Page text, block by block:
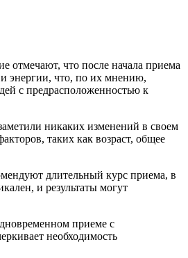
отмечают, что после начала приема
энергии, что, по их мнению,
с предрасположенностью к
никаких изменений в своем
таких как возраст, общее
длительный курс приема, в
и результаты могут
приеме с
необходимость